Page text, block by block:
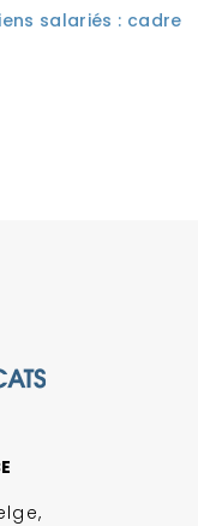
salariés : cadre